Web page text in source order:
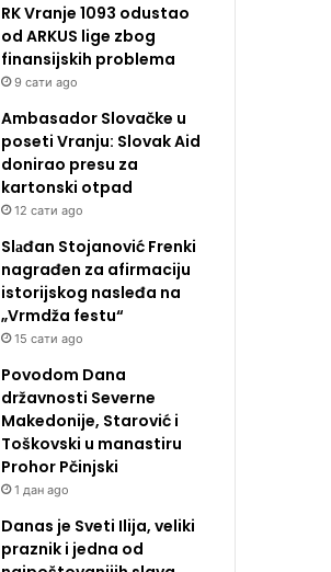
RK Vranje 1093 odustao
od ARKUS lige zbog
finansijskih problema
9 сати ago
Ambasador Slovačke u
poseti Vranju: Slovak Aid
donirao presu za
kartonski otpad
12 сати ago
Slаđan Stojanović Frenki
nagrađen za afirmaciju
istorijskog nasleđa na
„Vrmdža festu“
15 сати ago
Povodom Dana
državnosti Severne
Makedonije, Starović i
Toškovski u manastiru
Prohor Pčinjski
1 дан ago
Danas je Sveti Ilija, veliki
praznik i jedna od